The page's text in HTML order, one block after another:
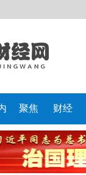
聚焦 财经